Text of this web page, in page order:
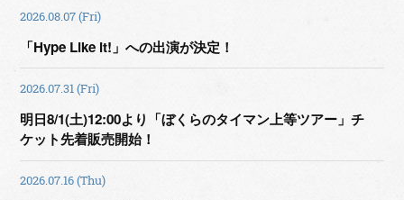
2026.08.07 (Fri)
「Hype Like it!」への出演が決定！
2026.07.31 (Fri)
明日8/1(土)12:00より「ぼくらのタイマン上等ツアー」チ
ケット先着販売開始！
2026.07.16 (Thu)